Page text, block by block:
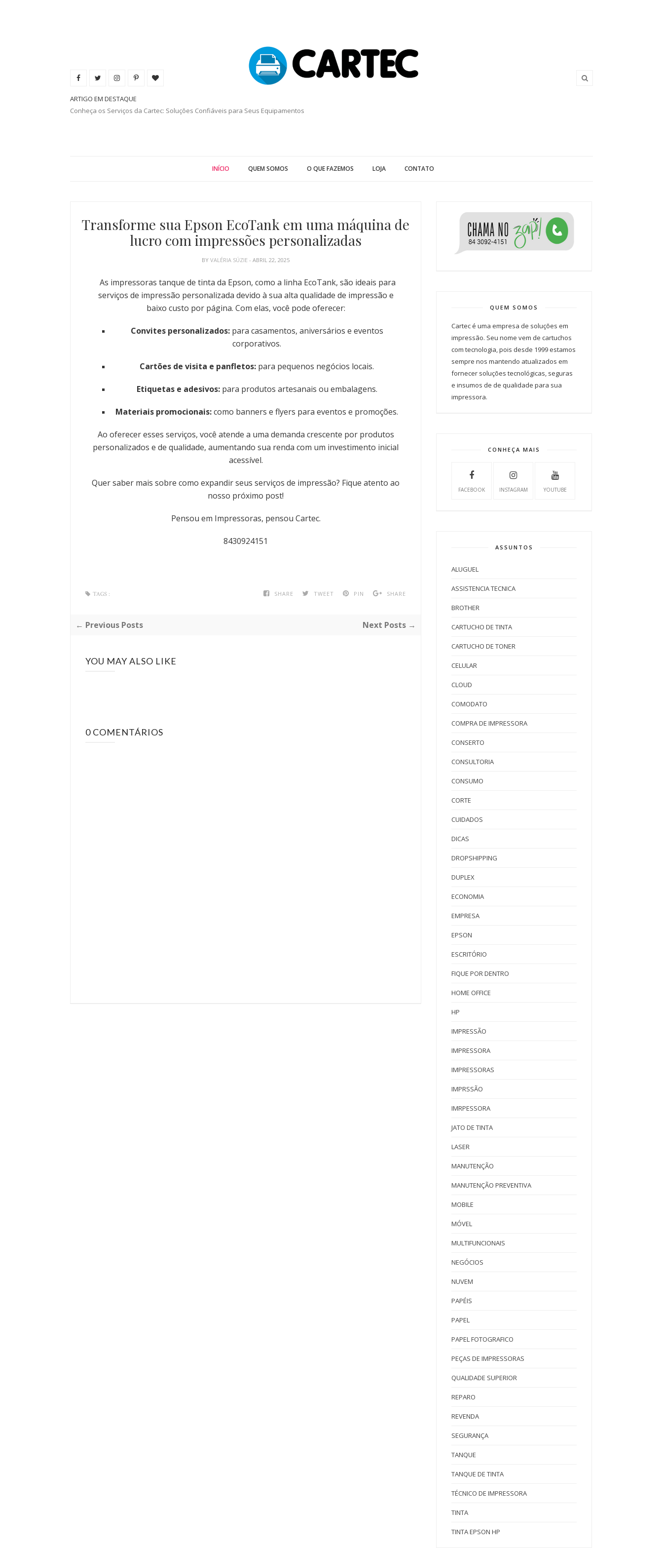
ARTIGO EM DESTAQUE
Conheça os Serviços da Cartec: Soluções Confiáveis para Seus Equipamentos
INÍCIO QUEM SOMOS O QUE FAZEMOS LOJA CONTATO
Transforme sua Epson EcoTank em uma máquina de
lucro com impressões personalizadas
BYVALÉRIA SÚZIE- ABRIL 22, 2025
As impressoras tanque de tinta da Epson, como a linha EcoTank, são ideais para
serviços de impressão personalizada devido à sua alta qualidade de impressão e
baixo custo por página. Com elas, você pode oferecer:
Convites personalizados:para casamentos, aniversários e eventos
corporativos.
Cartões de visita e panfletos: para pequenos negócios locais.
Etiquetas e adesivos:para produtos artesanais ou embalagens.
Materiais promocionais:como banners e flyers para eventos e promoções.
Ao oferecer esses serviços, você atende a uma demanda crescente por produtos
personalizados e de qualidade, aumentando sua renda com um investimento inicial
acessível.
Quer saber mais sobre como expandir seus serviços de impressão? Fique atento ao
nosso próximo post!
Pensou em Impressoras, pensou Cartec.
8430924151
SHARE TWEET PIN SHARE
TAGS :
← Previous Posts Next Posts →
YOU MAY ALSO LIKE
0 COMENTÁRIOS
QUEM SOMOS
Cartec é uma empresa de soluções em
impressão. Seu nome vem de cartuchos
com tecnologia, pois desde 1999 estamos
sempre nos mantendo atualizados em
fornecer soluções tecnológicas, seguras
e insumos de de qualidade para sua
impressora.
CONHEÇA MAIS
FACEBOOK INSTAGRAM YOUTUBE
ASSUNTOS
ALUGUEL
ASSISTENCIA TECNICA
BROTHER
CARTUCHO DE TINTA
CARTUCHO DE TONER
CELULAR
CLOUD
COMODATO
COMPRA DE IMPRESSORA
CONSERTO
CONSULTORIA
CONSUMO
CORTE
CUIDADOS
DICAS
DROPSHIPPING
DUPLEX
ECONOMIA
EMPRESA
EPSON
ESCRITÓRIO
FIQUE POR DENTRO
HOME OFFICE
HP
IMPRESSÃO
IMPRESSORA
IMPRESSORAS
IMPRSSÃO
IMRPESSORA
JATO DE TINTA
LASER
MANUTENÇÃO
MANUTENÇÃO PREVENTIVA
MOBILE
MÓVEL
MULTIFUNCIONAIS
NEGÓCIOS
NUVEM
PAPÉIS
PAPEL
PAPEL FOTOGRAFICO
PEÇAS DE IMPRESSORAS
QUALIDADE SUPERIOR
REPARO
REVENDA
SEGURANÇA
TANQUE
TANQUE DE TINTA
TÉCNICO DE IMPRESSORA
TINTA
TINTA EPSON HP